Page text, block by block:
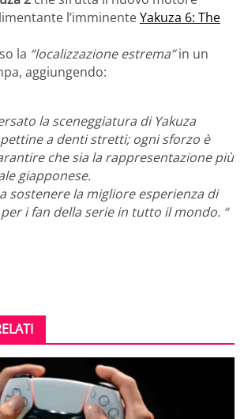
l’imminenteYakuza 6: The
la “localizzazione estrema”in un
aggiungendo:
la sceneggiatura di Yakuza
a denti stretti; ogni sforzo è
che sia la rappresentazione più
giapponese.
sostenere la migliore esperienza di
i fan della serie in tutto il mondo. “